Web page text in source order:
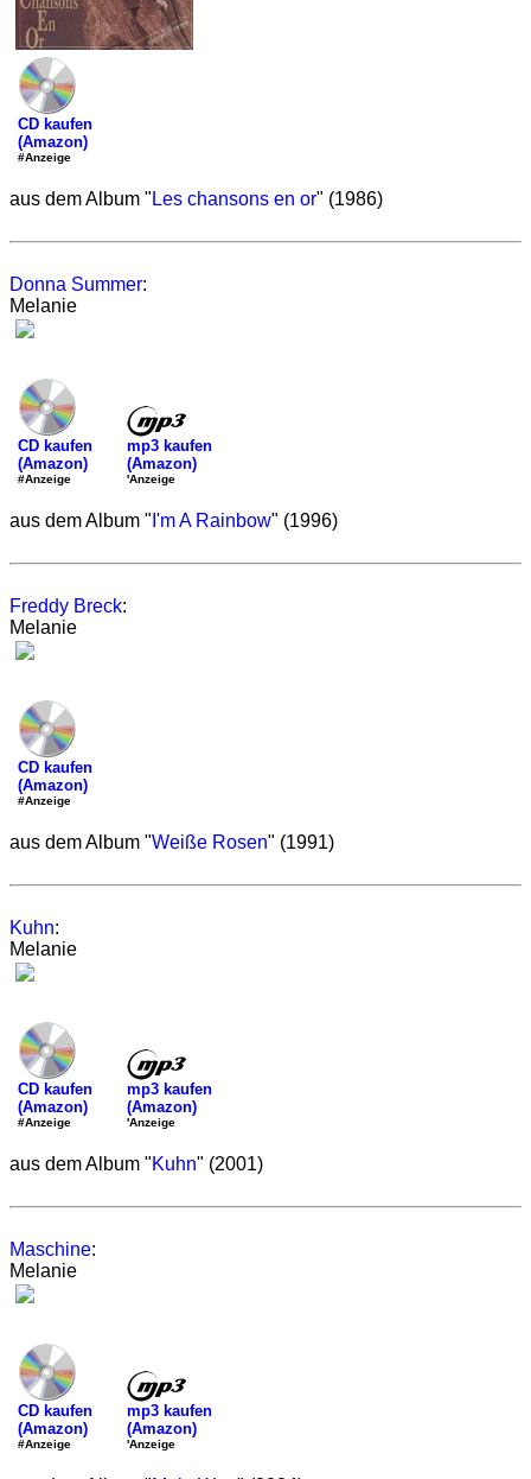
CD kaufen
(Amazon)
#Anzeige
aus dem Album " Les chansons en or" (1986)
Donna Summer:
Melanie
CD kaufen
(Amazon)
#Anzeige
mp3 kaufen
(Amazon)
'Anzeige
aus dem Album " I'm A Rainbow" (1996)
Freddy Breck:
Melanie
CD kaufen
(Amazon)
#Anzeige
aus dem Album "Weiße Rosen" (1991)
Kuhn:
Melanie
CD kaufen
(Amazon)
#Anzeige
mp3 kaufen
(Amazon)
'Anzeige
aus dem Album "Kuhn" (2001)
Maschine:
Melanie
CD kaufen
(Amazon)
#Anzeige
mp3 kaufen
(Amazon)
'Anzeige